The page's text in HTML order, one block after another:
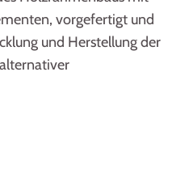
vorgefertigt und
und Herstellung der